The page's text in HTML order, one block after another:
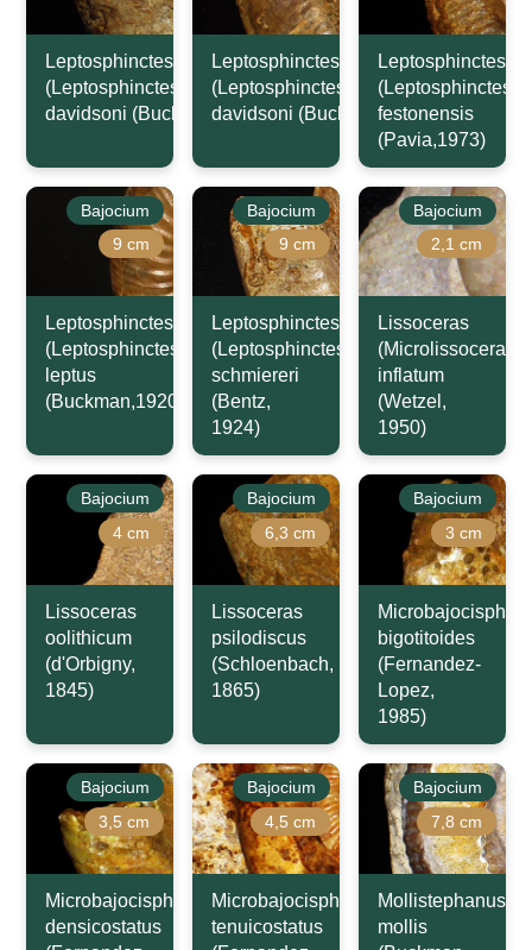
Leptosphinctes
(Leptosphinctes)
davidsoni (Buckman,1881)
Leptosphinctes
(Leptosphinctes)
davidsoni (Buckman,1881)
Leptosphinctes
(Leptosphinctes)
festonensis
(Pavia,1973)
Bajocium
9 cm
Leptosphinctes
(Leptosphinctes)
leptus
(Buckman,1920)
Bajocium
9 cm
Leptosphinctes
(Leptosphinctes)
schmiereri
(Bentz,
1924)
Bajocium
2,1 cm
Lissoceras
(Microlissoceras)
inflatum
(Wetzel,
1950)
Bajocium
4 cm
Lissoceras
oolithicum
(d'Orbigny,
1845)
Bajocium
6,3 cm
Lissoceras
psilodiscus
(Schloenbach,
1865)
Bajocium
3 cm
bigotitoides
(Fernandez-
Lopez,
1985)
Bajocium
3,5 cm
Microbajocisphinctes
densicostatus
Bajocium
4,5 cm
Microbajocisphinctes
tenuicostatus
Bajocium
7,8 cm
Mollistephanus
mollis